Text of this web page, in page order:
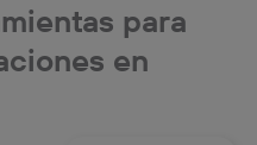
para
en